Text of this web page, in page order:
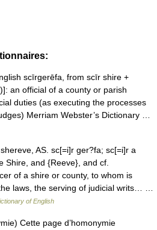
scīrgerēfa, from scīr shire +
an official of a county or parish
duties (as executing the processes
Merriam Webster’s Dictionary …
AS. sc[=i]r ger?fa; sc[=i]r a
Shire, and {Reeve}, and cf.
of a shire or county, to whom is
laws, the serving of judicial writs… …
of English
Cette page d’homonymie